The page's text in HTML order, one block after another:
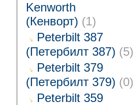
Kenworth
(Кенворт) (1)
Peterbilt 387
(Петербилт 387) (5)
Peterbilt 379
(Петербилт 379) (0)
Peterbilt 359